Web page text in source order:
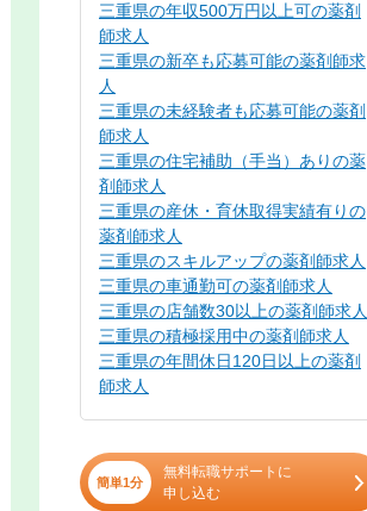
三重県の年収500万円以上可の薬剤
師求人
三重県の新卒も応募可能の薬剤師求
人
三重県の未経験者も応募可能の薬剤
師求人
三重県の住宅補助（手当）ありの薬
剤師求人
三重県の産休・育休取得実績有りの
薬剤師求人
三重県のスキルアップの薬剤師求人
三重県の車通勤可の薬剤師求人
三重県の店舗数30以上の薬剤師求人
三重県の積極採用中の薬剤師求人
三重県の年間休日120日以上の薬剤
師求人
簡単1分
無料転職サポートに
申し込む